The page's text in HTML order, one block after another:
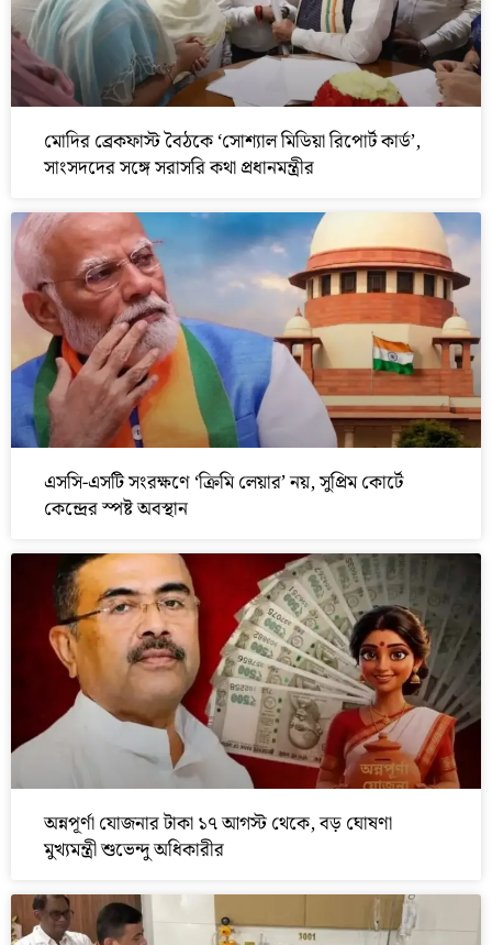
মোদির ব্রেকফাস্ট বৈঠকে ‘সোশ্যাল মিডিয়া রিপোর্ট কার্ড’,
সাংসদদের সঙ্গে সরাসরি কথা প্রধানমন্ত্রীর
এসসি-এসটি সংরক্ষণে ‘ক্রিমি লেয়ার’ নয়, সুপ্রিম কোর্টে
কেন্দ্রের স্পষ্ট অবস্থান
অন্নপূর্ণা যোজনার টাকা ১৭ আগস্ট থেকে, বড় ঘোষণা
মুখ্যমন্ত্রী শুভেন্দু অধিকারীর